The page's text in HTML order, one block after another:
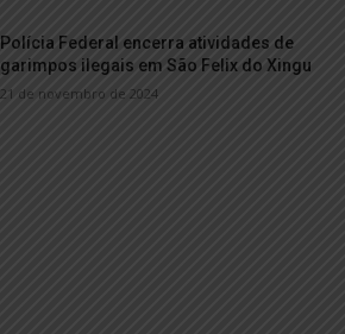
Polícia Federal encerra atividades de
garimpos ilegais em São Felix do Xingu
21 de novembro de 2024